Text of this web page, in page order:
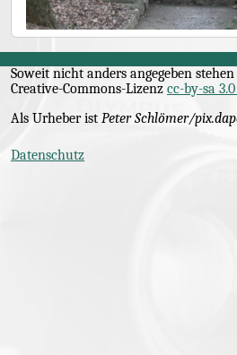
Soweit nicht anders angegeben
Creative-Commons-Lizenz cc-by-sa
Als Urheber ist Peter Schlömer/
Datenschutz